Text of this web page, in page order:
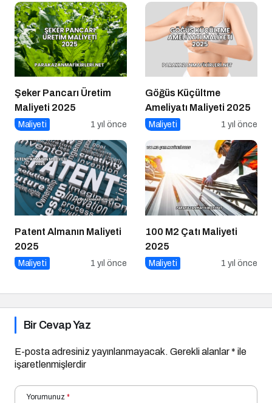
Şeker Pancarı Üretim
Maliyeti 2025
Maliyeti 1 yıl önce
Göğüs Küçültme
Ameliyatı Maliyeti 2025
Maliyeti 1 yıl önce
Patent Almanın Maliyeti
2025
Maliyeti 1 yıl önce
100 M2 Çatı Maliyeti
2025
Maliyeti 1 yıl önce
Bir Cevap Yaz
E-posta adresiniz yayınlanmayacak. Gerekli alanlar* ile
işaretlenmişlerdir
Yorumunuz *